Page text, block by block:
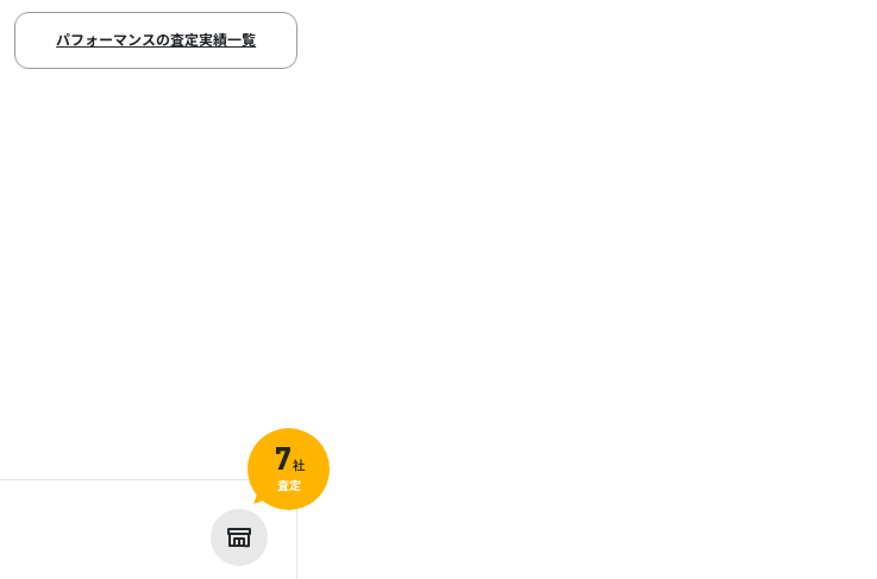
パフォーマンスの査定実績一覧
7社
査定